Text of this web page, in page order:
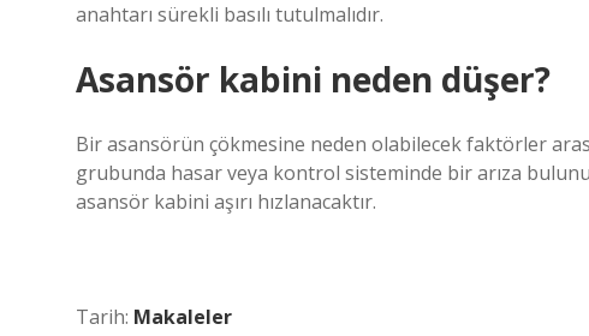
anahtarı sürekli basılı tutulmalıdır.
Asansör kabini neden düşer?
Bir asansörün çökmesine neden olabilecek faktörler
grubunda hasar veya kontrol sisteminde bir arıza
asansör kabini aşırı hızlanacaktır.
Tarih: Makaleler